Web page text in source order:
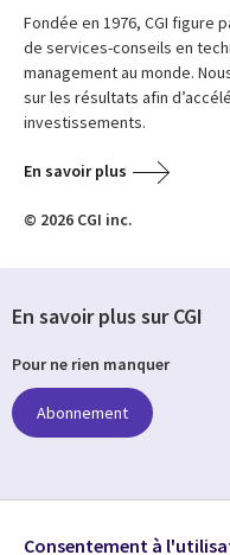
Fondée en 1976, CGI figure
de services-conseils en
management au monde.
sur les résultats afin
investissements.
En savoir plus
© 2026 CGI inc.
En savoir plus sur CGI
Pour ne rien manquer
Abonnement
Suivez-nous
Consentement à